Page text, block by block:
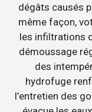
dégâts causés
même façon,
les infiltrations
démoussage
des
hydrofuge
l’entretien des